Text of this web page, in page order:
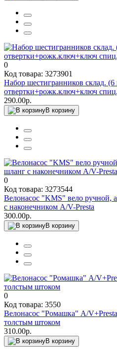
0
Код товара: 3273901
Набор шестигранников склад.
отвертки+рожк.ключ+ключ
290.00р.
В корзину
0
Код товара: 3273544
Велонасос "KMS" вело ручной,
с наконечником A/V-Presta
300.00р.
В корзину
0
Код товара: 3550
Велонасос "Ромашка" A/
толстым штоком
310.00р.
В корзину